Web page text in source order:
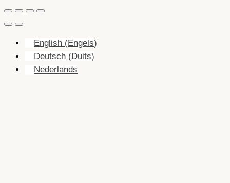
English (Engels)
Deutsch (Duits)
Nederlands